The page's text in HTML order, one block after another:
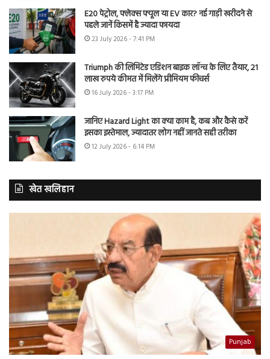
E20 पेट्रोल, फ्लेक्स फ्यूल या EV कार? नई गाड़ी खरीदने से
पहले जानें किसमें है ज्यादा फायदा
23 July 2026 - 7:41 PM
Triumph की लिमिटेड एडिशन बाइक लॉन्च के लिए तैयार, 21
लाख रुपये कीमत में मिलेंगे प्रीमियम फीचर्स
16 July 2026 - 3:17 PM
जानिए Hazard Light का क्या काम है, कब और कैसे करें
इसका इस्तेमाल, ज्यादातर लोग नहीं जानते सही तरीका
12 July 2026 - 6:14 PM
खेत खलिहान
Punjab